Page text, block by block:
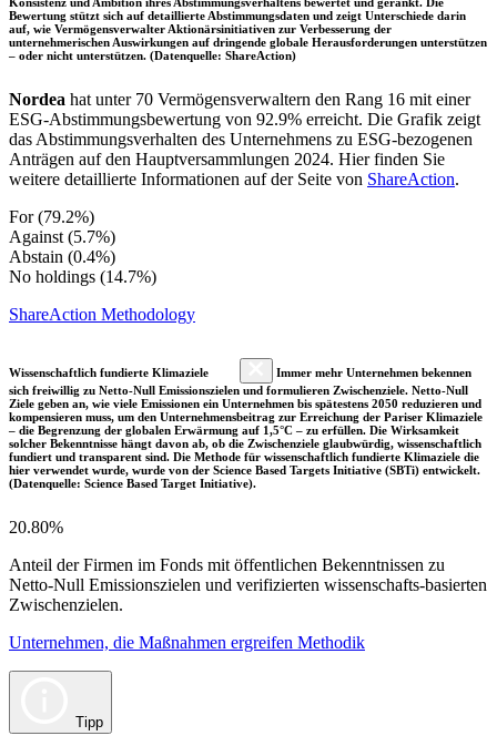
Bewertung stützt sich auf detaillierte Abstimmungsdaten und zeigt Unterschiede darin
auf, wie Vermögensverwalter Aktionärsinitiativen zur Verbesserung der
unternehmerischen Auswirkungen auf dringende globale Herausforderungen unterstützen
– oder nicht unterstützen. (Datenquelle: ShareAction)
Nordea hat unter 70 Vermögensverwaltern den Rang 16 mit einer
ESG-Abstimmungsbewertung von 92.9% erreicht. Die Grafik zeigt
das Abstimmungsverhalten des Unternehmens zu ESG-bezogenen
Anträgen auf den Hauptversammlungen 2024. Hier finden Sie
weitere detaillierte Informationen auf der Seite von ShareAction.
For (79.2%)
Against (5.7%)
Abstain (0.4%)
No holdings (14.7%)
ShareAction Methodology
Wissenschaftlich fundierte Klimaziele
Immer mehr Unternehmen bekennen
sich freiwillig zu Netto-Null Emissionszielen und formulieren Zwischenziele. Netto-Null
Ziele geben an, wie viele Emissionen ein Unternehmen bis spätestens 2050 reduzieren und
kompensieren muss, um den Unternehmensbeitrag zur Erreichung der Pariser Klimaziele
– die Begrenzung der globalen Erwärmung auf 1,5°C – zu erfüllen. Die Wirksamkeit
solcher Bekenntnisse hängt davon ab, ob die Zwischenziele glaubwürdig, wissenschaftlich
fundiert und transparent sind. Die Methode für wissenschaftlich fundierte Klimaziele die
hier verwendet wurde, wurde von der Science Based Targets Initiative (SBTi) entwickelt.
(Datenquelle: Science Based Target Initiative).
20.80%
Anteil der Firmen im Fonds mit öffentlichen Bekenntnissen zu
Netto-Null Emissionszielen und verifizierten wissenschafts-basierten
Zwischenzielen.
Unternehmen, die Maßnahmen ergreifen Methodik
Tipp